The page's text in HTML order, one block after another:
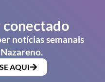
notícias semanais
AQUI